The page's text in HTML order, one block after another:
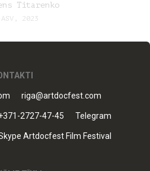
Titarenko
2023
riga@artdocfest.com
2727-47-45 Telegram
Artdocfest Film Festival